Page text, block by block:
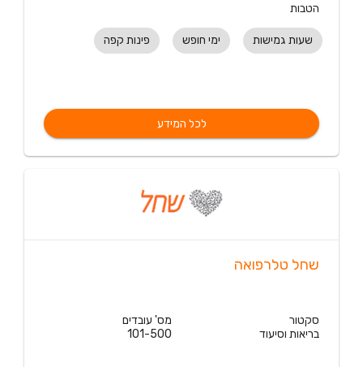
הטבות
שעות גמישות ימי חופש פינות קפה
לכל המידע
שחל טלרפואה
סקטור
בריאות וסיעוד
מס' עובדים
101-500